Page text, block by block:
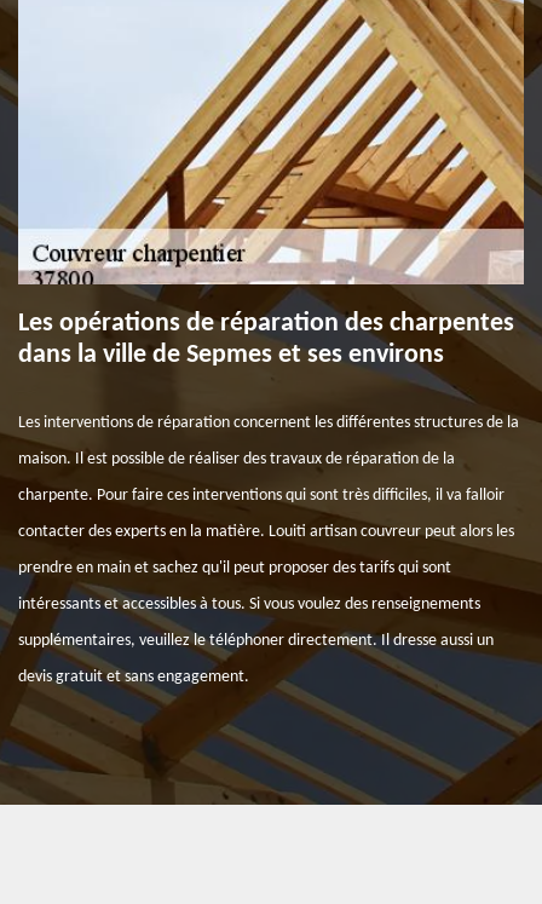
Les opérations de réparation des charpentes
dans la ville de Sepmes et ses environs
Les interventions de réparation concernent les différentes structures de la
maison. Il est possible de réaliser des travaux de réparation de la
charpente. Pour faire ces interventions qui sont très difficiles, il va falloir
contacter des experts en la matière. Louiti artisan couvreur peut alors les
prendre en main et sachez qu'il peut proposer des tarifs qui sont
intéressants et accessibles à tous. Si vous voulez des renseignements
supplémentaires, veuillez le téléphoner directement. Il dresse aussi un
devis gratuit et sans engagement.